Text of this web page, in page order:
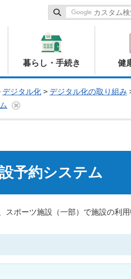
暮らし・手続き 健
デジタル化> デジタル化の取り組み
予約システム
スポーツ施設（一部）で施設の利